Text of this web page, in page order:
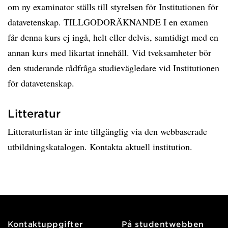
om ny examinator ställs till styrelsen för Institutionen för
datavetenskap. TILLGODORÄKNANDE I en examen
får denna kurs ej ingå, helt eller delvis, samtidigt med en
annan kurs med likartat innehåll. Vid tveksamheter bör
den studerande rådfråga studievägledare vid Institutionen
för datavetenskap.
Litteratur
Litteraturlistan är inte tillgänglig via den webbaserade
utbildningskatalogen. Kontakta aktuell institution.
Kontaktuppgifter På studentwebben